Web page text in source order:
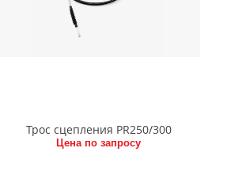
Трос сцепления PR250/300
Цена по запросу